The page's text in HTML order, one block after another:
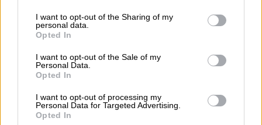
I want to opt-out of the Sharing of my
personal data.
Opted In
I want to opt-out of the Sale of my
Personal Data.
Opted In
I want to opt-out of processing my
Personal Data for Targeted Advertising.
Opted In
westerwald bräu
MEHRWEG